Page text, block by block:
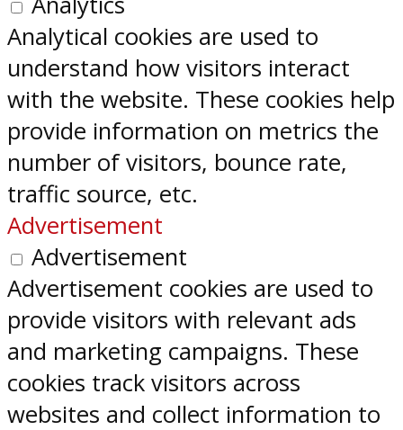
Analytical cookies are used to
understand how visitors interact
with the website. These cookies help
provide information on metrics the
number of visitors, bounce rate,
traffic source, etc.
Advertisement
Advertisement
Advertisement cookies are used to
provide visitors with relevant ads
and marketing campaigns. These
cookies track visitors across
websites and collect information to